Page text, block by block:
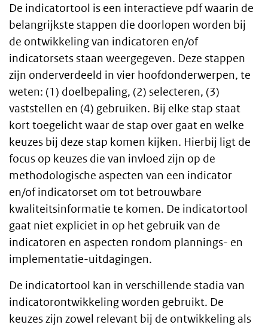
De indicatortool is een interactieve pdf waarin de
belangrijkste stappen die doorlopen worden bij
de ontwikkeling van indicatoren en/of
indicatorsets staan weergegeven. Deze stappen
zijn onderverdeeld in vier hoofdonderwerpen, te
weten: (1) doelbepaling, (2) selecteren, (3)
vaststellen en (4) gebruiken. Bij elke stap staat
kort toegelicht waar de stap over gaat en welke
keuzes bij deze stap komen kijken. Hierbij ligt de
focus op keuzes die van invloed zijn op de
methodologische aspecten van een indicator
en/of indicatorset om tot betrouwbare
kwaliteitsinformatie te komen. De indicatortool
gaat niet expliciet in op het gebruik van de
indicatoren en aspecten rondom plannings- en
implementatie-uitdagingen.
De indicatortool kan in verschillende stadia van
indicatorontwikkeling worden gebruikt. De
keuzes zijn zowel relevant bij de ontwikkeling als